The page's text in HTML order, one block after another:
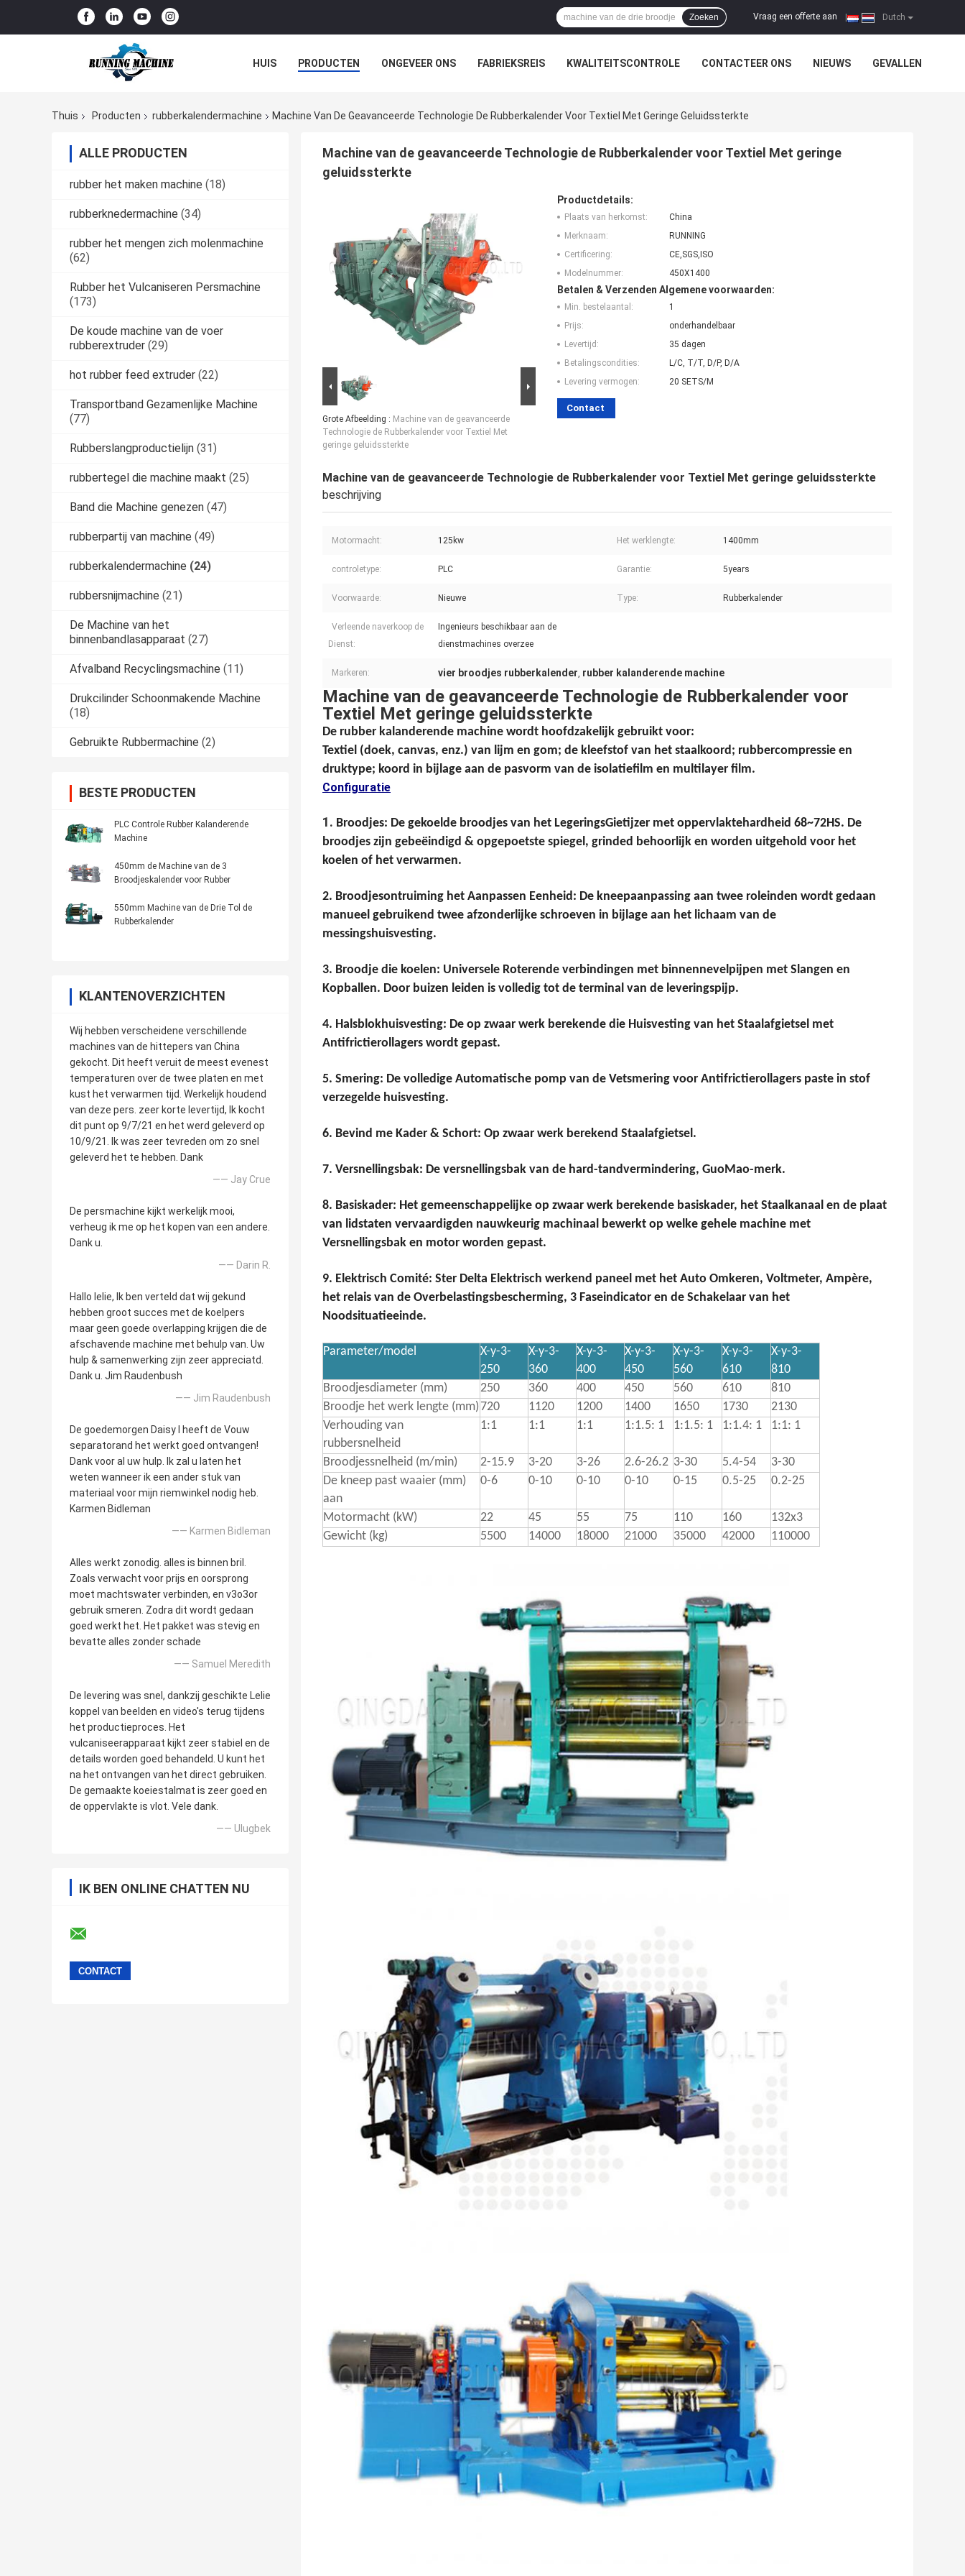
Dutch
Vraag een offerte aan
Zoeken
HUIS PRODUCTEN ONGEVEER ONS FABRIEKSREIS KWALITEITSCONTROLE CONTACTEER ONS NIEUWS GEVALLEN
Thuis Producten rubberkalendermachine Machine Van De Geavanceerde Technologie De Rubberkalender Voor Textiel Met Geringe Geluidssterkte
ALLE PRODUCTEN
rubber het maken machine (18)
rubberknedermachine (34)
rubber het mengen zich molenmachine
(62)
Rubber het Vulcaniseren Persmachine
(173)
De koude machine van de voer
rubberextruder (29)
hot rubber feed extruder (22)
Transportband Gezamenlijke Machine
(77)
Rubberslangproductielijn (31)
rubbertegel die machine maakt (25)
Band die Machine genezen (47)
rubberpartij van machine (49)
rubberkalendermachine (24)
rubbersnijmachine (21)
De Machine van het
binnenbandlasapparaat (27)
Afvalband Recyclingsmachine (11)
Drukcilinder Schoonmakende Machine
(18)
Gebruikte Rubbermachine (2)
BESTE PRODUCTEN
PLC Controle Rubber Kalanderende
Machine
450mm de Machine van de 3
Broodjeskalender voor Rubber
550mm Machine van de Drie Tol de
Rubberkalender
KLANTENOVERZICHTEN
Wij hebben verscheidene verschillende
machines van de hittepers van China
gekocht. Dit heeft veruit de meest evenest
temperaturen over de twee platen en met
kust het verwarmen tijd. Werkelijk houdend
van deze pers. zeer korte levertijd, Ik kocht
dit punt op 9/7/21 en het werd geleverd op
10/9/21. Ik was zeer tevreden om zo snel
geleverd het te hebben. Dank
—— Jay Crue
De persmachine kijkt werkelijk mooi,
verheug ik me op het kopen van een andere.
Dank u.
—— Darin R.
Hallo lelie, Ik ben verteld dat wij gekund
hebben groot succes met de koelpers
maar geen goede overlapping krijgen die de
afschavende machine met behulp van. Uw
hulp & samenwerking zijn zeer appreciatd.
Dank u. Jim Raudenbush
—— Jim Raudenbush
De goedemorgen Daisy I heeft de Vouw
separatorand het werkt goed ontvangen!
Dank voor al uw hulp. Ik zal u laten het
weten wanneer ik een ander stuk van
materiaal voor mijn riemwinkel nodig heb.
Karmen Bidleman
—— Karmen Bidleman
Alles werkt zonodig. alles is binnen bril.
Zoals verwacht voor prijs en oorsprong
moet machtswater verbinden, en v3o3or
gebruik smeren. Zodra dit wordt gedaan
goed werkt het. Het pakket was stevig en
bevatte alles zonder schade
—— Samuel Meredith
De levering was snel, dankzij geschikte Lelie
koppel van beelden en video's terug tijdens
het productieproces. Het
vulcaniseerapparaat kijkt zeer stabiel en de
details worden goed behandeld. U kunt het
na het ontvangen van het direct gebruiken.
De gemaakte koeiestalmat is zeer goed en
de oppervlakte is vlot. Vele dank.
—— Ulugbek
IK BEN ONLINE CHATTEN NU
Machine van de geavanceerde Technologie de Rubberkalender voor Textiel Met geringe
geluidssterkte
Grote Afbeelding : Machine van de geavanceerde
Technologie de Rubberkalender voor Textiel Met
geringe geluidssterkte
Productdetails:
Plaats van herkomst:
China
Merknaam:
RUNNING
Certificering:
CE,SGS,ISO
Modelnummer:
450X1400
Betalen & Verzenden Algemene voorwaarden:
Min. bestelaantal:
1
Prijs:
onderhandelbaar
Levertijd:
35 dagen
Betalingscondities:
L/C, T/T, D/P, D/A
Levering vermogen:
20 SETS/M
Contact
Machine van de geavanceerde Technologie de Rubberkalender voor Textiel Met geringe geluidssterkte
beschrijving
Motormacht: 125kw Het werklengte: 1400mm
controletype: PLC Garantie: 5years
Voorwaarde: Nieuwe Type: Rubberkalender
Verleende naverkoop de
Dienst:
Ingenieurs beschikbaar aan de
dienstmachines overzee
Markeren: vier broodjes rubberkalender, rubber kalanderende machine
Machine van de geavanceerde Technologie de Rubberkalender voor
Textiel Met geringe geluidssterkte
De rubber kalanderende machine wordt hoofdzakelijk gebruikt voor:
Textiel (doek, canvas, enz.) van lijm en gom; de kleefstof van het staalkoord; rubbercompressie en
druktype; koord in bijlage aan de pasvorm van de isolatiefilm en multilayer film.
Configuratie
1. Broodjes: De gekoelde broodjes van het LegeringsGietijzer met oppervlaktehardheid 68~72HS. De
broodjes zijn gebeëindigd & opgepoetste spiegel, grinded behoorlijk en worden uitgehold voor het
koelen of het verwarmen.
2. Broodjesontruiming het Aanpassen Eenheid: De kneepaanpassing aan twee roleinden wordt gedaan
manueel gebruikend twee afzonderlijke schroeven in bijlage aan het lichaam van de
messingshuisvesting.
3. Broodje die koelen: Universele Roterende verbindingen met binnennevelpijpen met Slangen en
Kopballen. Door buizen leiden is volledig tot de terminal van de leveringspijp.
4. Halsblokhuisvesting: De op zwaar werk berekende die Huisvesting van het Staalafgietsel met
Antifrictierollagers wordt gepast.
5. Smering: De volledige Automatische pomp van de Vetsmering voor Antifrictierollagers paste in stof
verzegelde huisvesting.
6. Bevind me Kader & Schort: Op zwaar werk berekend Staalafgietsel.
7. Versnellingsbak: De versnellingsbak van de hard-tandvermindering, GuoMao-merk.
8. Basiskader: Het gemeenschappelijke op zwaar werk berekende basiskader, het Staalkanaal en de plaat
van lidstaten vervaardigden nauwkeurig machinaal bewerkt op welke gehele machine met
Versnellingsbak en motor worden gepast.
9. Elektrisch Comité: Ster Delta Elektrisch werkend paneel met het Auto Omkeren, Voltmeter, Ampère,
het relais van de Overbelastingsbescherming, 3 Faseindicator en de Schakelaar van het
Noodsituatieeinde.
Parameter/model
X-y-3-
250
X-y-3-
360
X-y-3-
400
X-y-3-
450
X-y-3-
560
X-y-3-
610
X-y-3-
810
Broodjesdiameter (mm)
250 360 400 450 560 610
810
Broodje het werk lengte (mm) 720 1120 1200 1400 1650 1730
2130
Verhouding van
rubbersnelheid
1:1 1:1 1:1 1:1.5: 1 1:1.5: 1 1:1.4: 1 1:1: 1
Broodjessnelheid (m/min) 2-15.9 3-20 3-26 2.6-26.2 3-30 5.4-54
3-30
De kneep past waaier (mm)
aan
0-6 0-10 0-10 0-10 0-15 0.5-25 0.2-25
Motormacht (kW) 22 45 55 75 110 160
132x3
Gewicht (kg)
5500 14000 18000 21000 35000 42000 110000